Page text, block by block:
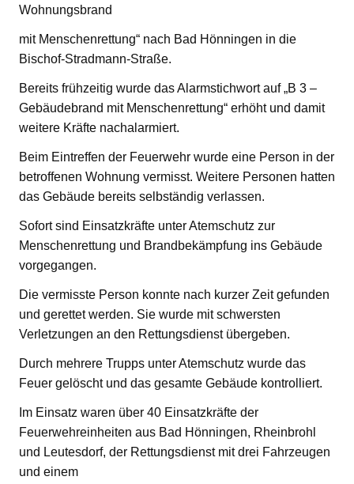
Wohnungsbrand
mit Menschenrettung“ nach Bad Hönningen in die
Bischof-Stradmann-Straße.
Bereits frühzeitig wurde das Alarmstichwort auf „B 3 –
Gebäudebrand mit Menschenrettung“ erhöht und damit
weitere Kräfte nachalarmiert.
Beim Eintreffen der Feuerwehr wurde eine Person in der
betroffenen Wohnung vermisst. Weitere Personen hatten
das Gebäude bereits selbständig verlassen.
Sofort sind Einsatzkräfte unter Atemschutz zur
Menschenrettung und Brandbekämpfung ins Gebäude
vorgegangen.
Die vermisste Person konnte nach kurzer Zeit gefunden
und gerettet werden. Sie wurde mit schwersten
Verletzungen an den Rettungsdienst übergeben.
Durch mehrere Trupps unter Atemschutz wurde das
Feuer gelöscht und das gesamte Gebäude kontrolliert.
Im Einsatz waren über 40 Einsatzkräfte der
Feuerwehreinheiten aus Bad Hönningen, Rheinbrohl
und Leutesdorf, der Rettungsdienst mit drei Fahrzeugen
und einem